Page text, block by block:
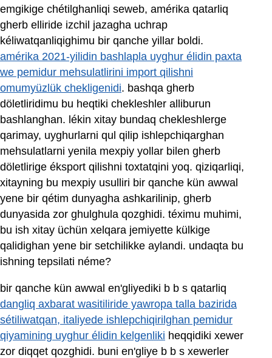
emgikige chétilghanliqi seweb, amérika qatarliq
gherb elliride izchil jazagha uchrap
kéliwatqanliqighimu bir qanche yillar boldi.
amérika 2021-yilidin bashlapla uyghur élidin paxta
we pemidur mehsulatlirini import qilishni
omumyüzlük chekligenidi. bashqa gherb
döletliridimu bu heqtiki chekleshler alliburun
bashlanghan. lékin xitay bundaq chekleshlerge
qarimay, uyghurlarni qul qilip ishlepchiqarghan
mehsulatlarni yenila mexpiy yollar bilen gherb
döletlirige éksport qilishni toxtatqini yoq. qiziqarliqi,
xitayning bu mexpiy usulliri bir qanche kün awwal
yene bir qétim dunyagha ashkarilinip, gherb
dunyasida zor ghulghula qozghidi. téximu muhimi,
bu ish xitay üchün xelqara jemiyette külkige
qalidighan yene bir setchilikke aylandi. undaqta bu
ishning tepsilati néme?
bir qanche kün awwal en'gliyediki b b s qatarliq
dangliq axbarat wasitiliride yawropa talla bazirida
sétiliwatqan, italiyede ishlepchiqirilghan pemidur
qiyamining uyghur élidin kelgenliki heqqidiki xewer
zor diqqet qozghidi. buni en'gliye b b s xewerler